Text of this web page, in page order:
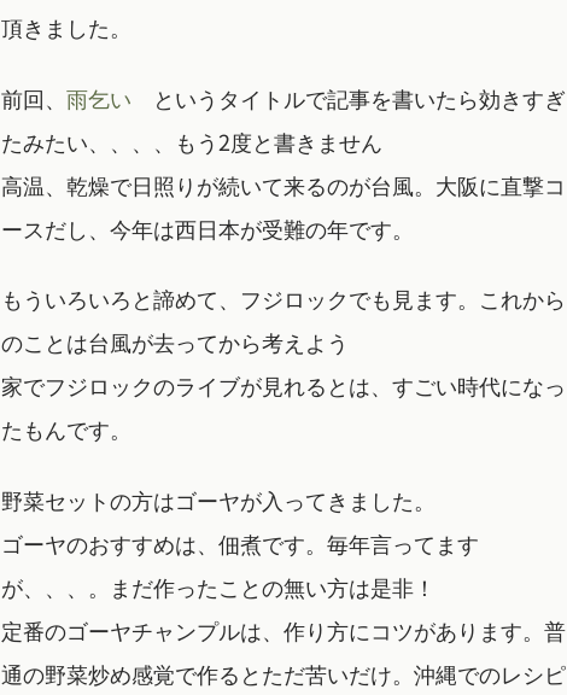
頂きました。
前回、 雨乞い というタイトルで記事を書いたら効きすぎ
たみたい、、、、もう2度と書きません
高温、乾燥で日照りが続いて来るのが台風。大阪に直撃コ
ースだし、今年は西日本が受難の年です。
もういろいろと諦めて、フジロックでも見ます。これから
のことは台風が去ってから考えよう
家でフジロックのライブが見れるとは、すごい時代になっ
たもんです。
野菜セットの方はゴーヤが入ってきました。
ゴーヤのおすすめは、佃煮です。毎年言ってます
が、、、。まだ作ったことの無い方は是非！
定番のゴーヤチャンプルは、作り方にコツがあります。普
通の野菜炒め感覚で作るとただ苦いだけ。沖縄でのレシピ